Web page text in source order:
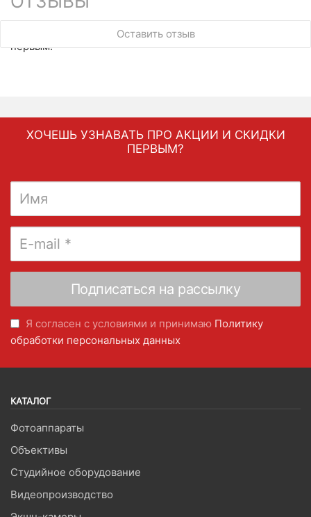
Оставить отзыв
У этого товара нет ни одного отзыва. Вы можете стать
первым.
ХОЧЕШЬ УЗНАВАТЬ ПРО АКЦИИ И СКИДКИ
ПЕРВЫМ?
Я согласен с условиями и принимаю Политику
обработки персональных данных
КАТАЛОГ
Фотоаппараты
Объективы
Студийное оборудование
Видеопроизводство